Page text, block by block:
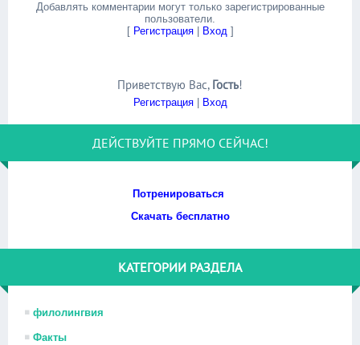
Добавлять комментарии могут только зарегистрированные
пользователи.
[ Регистрация| Вход]
Приветствую Вас, Гость!
Регистрация| Вход
ДЕЙСТВУЙТЕ ПРЯМО СЕЙЧАС!
Потренироваться
Скачать бесплатно
КАТЕГОРИИ РАЗДЕЛА
филолингвия
Факты